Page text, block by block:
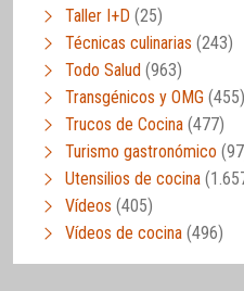
Taller I+D (25)
Técnicas culinarias (243)
Todo Salud (963)
Transgénicos y OMG (455)
Trucos de Cocina (477)
Turismo gastronómico
Utensilios de cocina
Vídeos (405)
Vídeos de cocina (496)